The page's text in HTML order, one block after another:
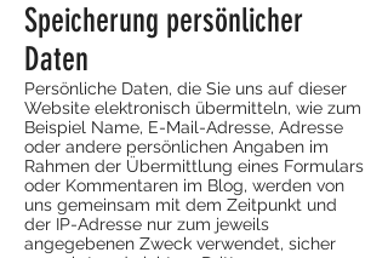
Speicherung persönlicher
Daten
Persönliche Daten, die Sie uns auf dieser
Website elektronisch übermitteln, wie zum
Beispiel Name, E-Mail-Adresse, Adresse
oder andere persönlichen Angaben im
Rahmen der Übermittlung eines Formulars
oder Kommentaren im Blog, werden von
uns gemeinsam mit dem Zeitpunkt und
der IP-Adresse nur zum jeweils
angegebenen Zweck verwendet, sicher